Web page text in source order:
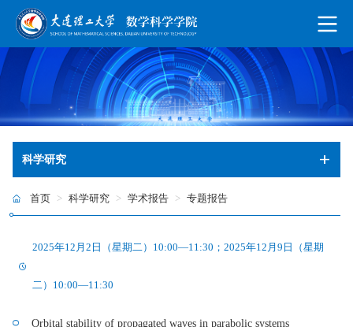
科学研究
首页 > 科学研究 > 学术报告 > 专题报告
2025年12月2日（星期二）10:00—11:30；2025年12月9日（星期
二）10:00—11:30
Orbital stability of propagated waves in parabolic systems